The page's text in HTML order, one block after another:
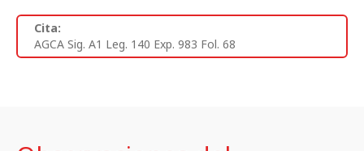
Cita:
AGCA Sig. A1 Leg. 140 Exp. 983 Fol. 68